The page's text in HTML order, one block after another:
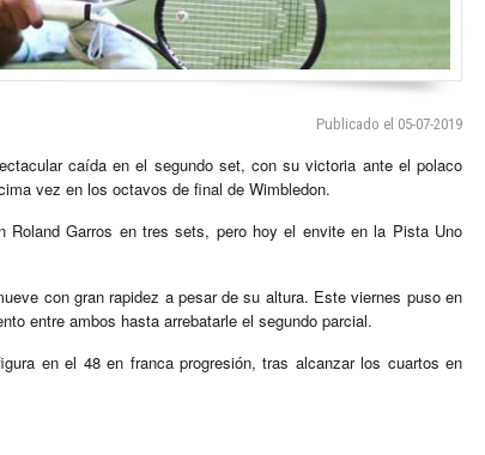
Publicado el 05-07-2019
caída en el segundo set, con su victoria ante el polaco
vez en los octavos de final de Wimbledon.
Garros en tres sets, pero hoy el envite en la Pista Uno
con gran rapidez a pesar de su altura. Este viernes puso en
entre ambos hasta arrebatarle el segundo parcial.
en el 48 en franca progresión, tras alcanzar los cuartos en